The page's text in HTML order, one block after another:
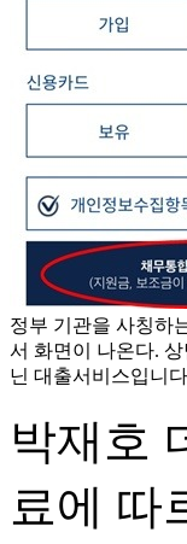
정부 기관을 사칭하
서 화면이 나온다.
닌 대출서비스입니
박재호
료에 따